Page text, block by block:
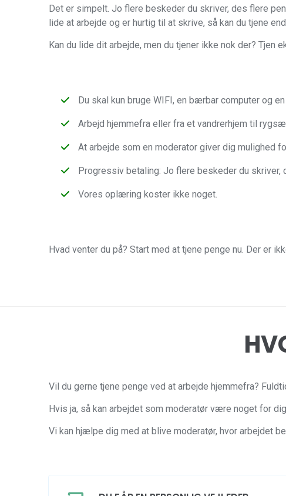
Det er simpelt. Jo flere beskeder du skriver, des flere
lide at arbejde og er hurtig til at skrive, så kan du tjene
Kan du lide dit arbejde, men du tjener ikke nok der? Tjen
Du skal kun bruge WIFI, en bærbar computer og
Arbejd hjemmefra eller fra et vandrerhjem til
At arbejde som en moderator giver dig mulighed
Progressiv betaling: Jo flere beskeder du skriver,
Vores oplæring koster ikke noget.
Hvad venter du på? Start med at tjene penge nu. Der er
Vil du gerne tjene penge ved at arbejde hjemmefra?
Hvis ja, så kan arbejdet som moderatør være noget for
Vi kan hjælpe dig med at blive moderatør, hvor arbejdet